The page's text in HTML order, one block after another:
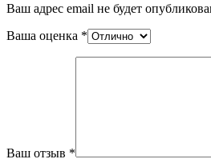
Ваш адрес email не будет
Ваша оценка *
Ваш отзыв *